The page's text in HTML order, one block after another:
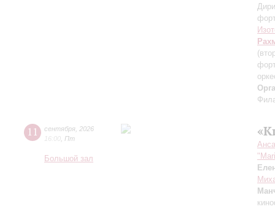
11 сентября 2026
16:00 Пт
Большой зал